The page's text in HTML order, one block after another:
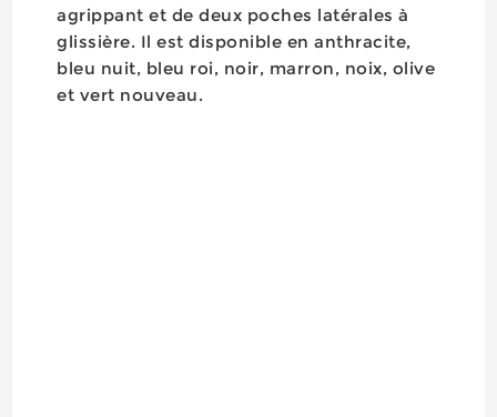
agrippant et de deux poches latérales à
glissière. Il est disponible en anthracite,
bleu nuit, bleu roi, noir, marron, noix, olive
et vert nouveau.